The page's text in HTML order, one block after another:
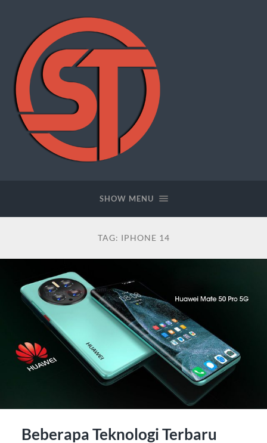
SHOW MENU
TAG: IPHONE 14
Beberapa Teknologi Terbaru